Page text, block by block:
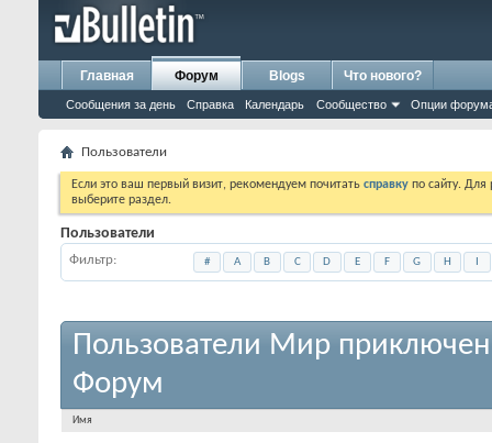
Главная Форум
Сообщения за день Справка Календарь Сообщество Опции
Blogs Что нового?
Пользователи
Если это ваш первый визит, рекомендуем почитать справку по сайту.
выберите раздел.
Пользователи
Фильтр # A B C D E F G H
Пользователи Мир
Форум
Имя